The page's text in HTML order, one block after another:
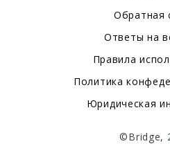
Обратная
Ответы на
Правила
Политика
Юридическая
©Bridge,